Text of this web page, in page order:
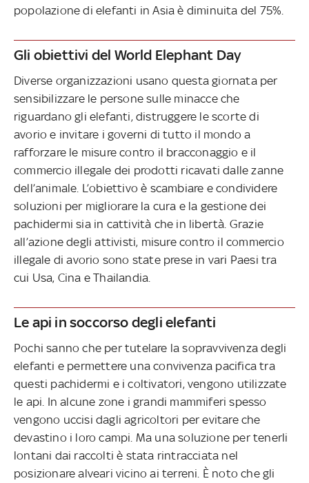
popolazione di elefanti in Asia è diminuita del 75%.
Gli obiettivi del World Elephant Day
Diverse organizzazioni usano questa giornata per
sensibilizzare le persone sulle minacce che
riguardano gli elefanti, distruggere le scorte di
avorio e invitare i governi di tutto il mondo a
rafforzare le misure contro il bracconaggio e il
commercio illegale dei prodotti ricavati dalle zanne
dell’animale. L’obiettivo è scambiare e condividere
soluzioni per migliorare la cura e la gestione dei
pachidermi sia in cattività che in libertà. Grazie
all’azione degli attivisti, misure contro il commercio
illegale di avorio sono state prese in vari Paesi tra
cui Usa, Cina e Thailandia.
Le api in soccorso degli elefanti
Pochi sanno che per tutelare la sopravvivenza degli
elefanti e permettere una convivenza pacifica tra
questi pachidermi e i coltivatori, vengono utilizzate
le api. In alcune zone i grandi mammiferi spesso
vengono uccisi dagli agricoltori per evitare che
devastino i loro campi. Ma una soluzione per tenerli
lontani dai raccolti è stata rintracciata nel
posizionare alveari vicino ai terreni. È noto che gli